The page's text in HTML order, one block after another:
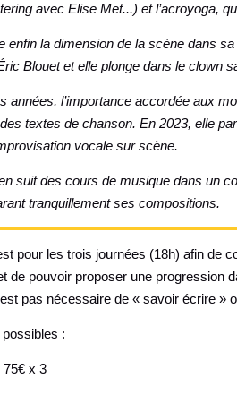
avec Elise Met...) et l’acroyoga,
enfin la dimension de la scène dans
Blouet et elle plonge dans le clown
années, l’importance accordée aux
textes de chanson. En 2023, elle
vocale sur scène.
suit des cours de musique dans un
tranquillement ses compositions.
pour les trois journées (18h) afin de
de pouvoir proposer une progression
pas nécessaire de « savoir écrire »
:
75€ x 3